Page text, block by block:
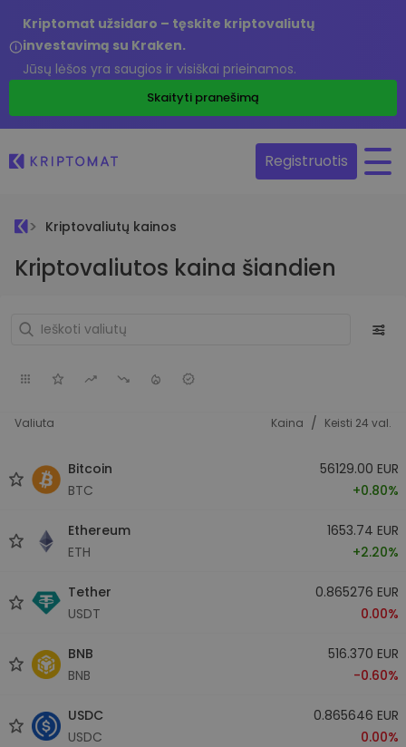
Kriptomat užsidaro – tęskite kriptovaliutų
investavimą su Kraken.
Jūsų lėšos yra saugios ir visiškai prieinamos.
Skaityti pranešimą
Registruotis
Kriptovaliutų kainos
Kriptovaliutos kaina šiandien
Valiuta Kaina / Keisti 24 val.
Bitcoin
BTC
56129.00 EUR
+0.80%
Ethereum
ETH
1653.74 EUR
+2.20%
Tether
USDT
0.865276 EUR
0.00%
BNB
BNB
516.370 EUR
-0.60%
USDC
USDC
0.865646 EUR
0.00%